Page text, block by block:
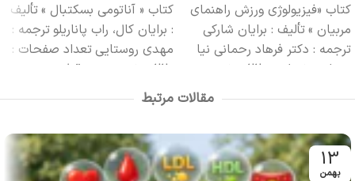
کتاب «فیزیولوژی ورزش راهنمای
مربیان »تألیف : برایان شارکی
ترجمه : دکتر فرهاد رحمانی‏ نیا
چاپ : دوم
کتاب « آناتومی بسکتبال »تألیف
: برایان کال، راب پاناریلوترجمه :
مهدی روستایی تعداد صفحات :
220 صفحه مصور
قطع : وزیری
چاپ : سوم 1399
حتمی
مقالات مرتبط
13
بهمن